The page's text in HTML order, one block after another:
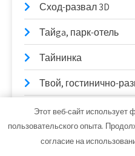
Сход-развал 3D
Тайga, парк-отель
Тайнинка
Твой, гостинично-
Темп, спортивный
Терминал-АвтоПлюс
Этот веб-сайт
пользовательского опыта.
согласие на